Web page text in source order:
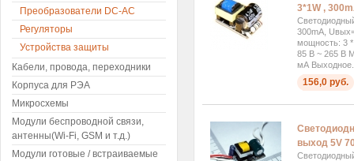
3*1W ,
300mA,
мощность: 3
85 В ~ 265 В
мА
156,0 руб.
выход 5V
Преобразователи DC-AC
Регуляторы
Устройства защиты
Кабели, провода, переходники
Корпуса для РЭА
Микросхемы
Модули беспроводной связи,
антенны(Wi-Fi, GSM и т.д.)
Модули готовые / встраиваемые